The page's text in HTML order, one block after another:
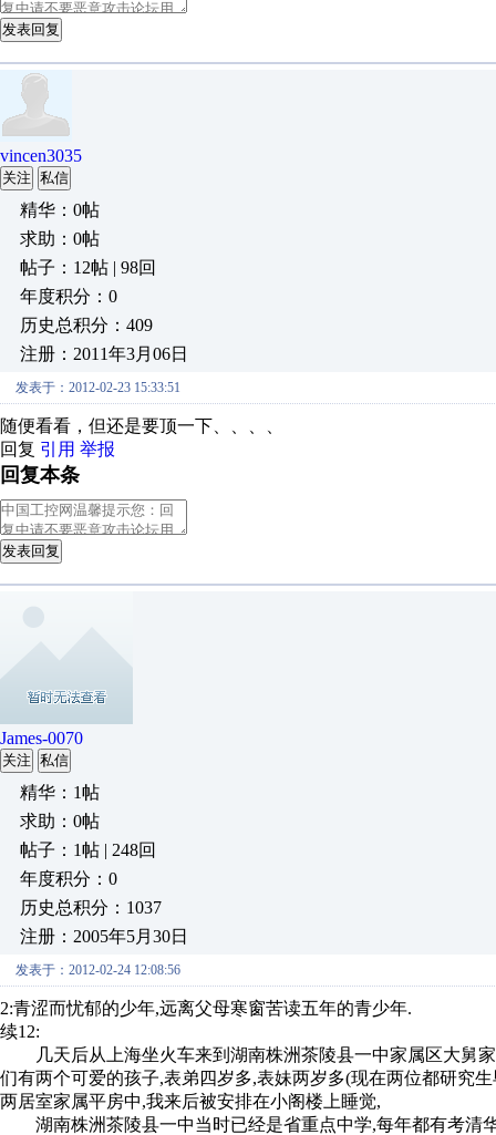
发表回复
vincen3035
关注 私信
精华：0帖
求助：0帖
帖子：12帖 | 98回
年度积分：0
历史总积分：409
注册：2011年3月06日
发表于：2012-02-23 15:33:51
随便看看，但还是要顶一下、、、、
回复 引用 举报
回复本条
发表回复
James-0070
关注 私信
精华：1帖
求助：0帖
帖子：1帖 | 248回
年度积分：0
历史总积分：1037
注册：2005年5月30日
发表于：2012-02-24 12:08:56
2:青涩而忧郁的少年,远离父母寒窗苦读五年的青少年.
续12:
几天后从上海坐火车来到湖南株洲茶陵县一中家属区大舅
们有两个可爱的孩子,表弟四岁多,表妹两岁多(现在两位都研究
两居室家属平房中,我来后被安排在小阁楼上睡觉,
湖南株洲茶陵县一中当时已经是省重点中学,每年都有考清